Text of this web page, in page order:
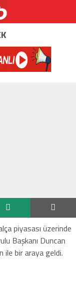
piyasası üzerinde
Başkanı Duncan
ile bir araya geldi.